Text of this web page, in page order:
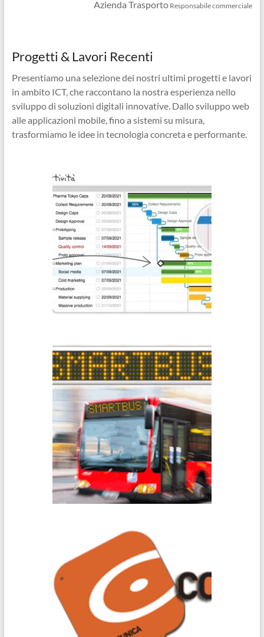
Azienda Trasporto Responsabile commerciale
Progetti & Lavori Recenti
Presentiamo una selezione dei nostri ultimi progetti e lavori
in ambito ICT, che raccontano la nostra esperienza nello
sviluppo di soluzioni digitali innovative. Dallo sviluppo web
alle applicazioni mobile, fino a sistemi su misura,
trasformiamo le idee in tecnologia concreta e performante.